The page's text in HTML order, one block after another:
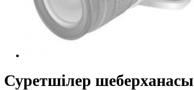
Суретшілер шеберханасы